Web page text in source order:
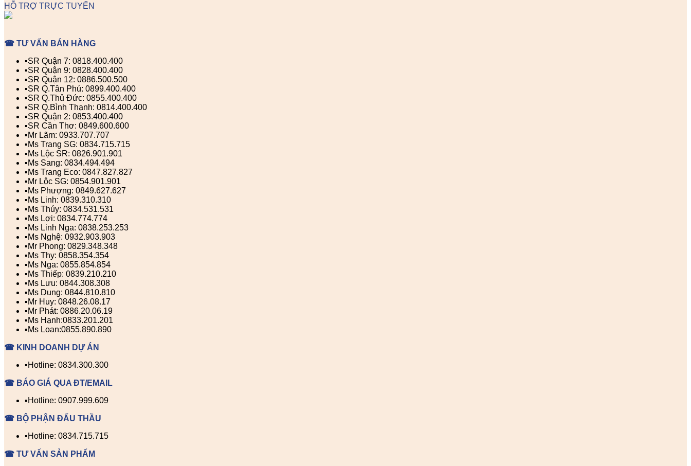
HỖ TRỢ TRỰC TUYẾN
☎ TƯ VẤN BÁN HÀNG
▪️SR Quận 7: 0818.400.400
▪️SR Quận 9: 0828.400.400
▪️SR Quận 12: 0886.500.500
▪️SR Q.Tân Phú: 0899.400.400
▪️SR Q.Thủ Đức: 0855.400.400
▪️SR Q.Bình Thạnh: 0814.400.400
▪️SR Quận 2: 0853.400.400
▪️SR Cần Thơ: 0849.600.600
▪️Mr Lãm: 0933.707.707
▪️Ms Trang SG: 0834.715.715
▪️Ms Lộc SR: 0826.901.901
▪️Ms Sang: 0834.494.494
▪️Ms Trang Eco: 0847.827.827
▪️Mr Lộc SG: 0854.901.901
▪️Ms Phượng: 0849.627.627
▪️Ms Linh: 0839.310.310
▪️Ms Thúy: 0834.531.531
▪️Ms Lợi: 0834.774.774
▪️Ms Linh Nga: 0838.253.253
▪️Ms Nghệ: 0932.903.903
▪️Mr Phong: 0829.348.348
▪️Ms Thy: 0858.354.354
▪️Ms Nga: 0855.854.854
▪️Ms Thiếp: 0839.210.210
▪️Ms Lưu: 0844.308.308
▪️Ms Dung: 0844.810.810
▪️Mr Huy: 0848.26.08.17
▪️Mr Phát: 0886.20.06.19
▪️Ms Hạnh:0833.201.201
▪️Ms Loan:0855.890.890
☎ KINH DOANH DỰ ÁN
▪️Hotline: 0834.300.300
☎ BÁO GIÁ QUA ĐT/EMAIL
▪️Hotline: 0907.999.609
☎ BỘ PHẬN ĐẤU THẦU
▪️Hotline: 0834.715.715
☎ TƯ VẤN SẢN PHẨM